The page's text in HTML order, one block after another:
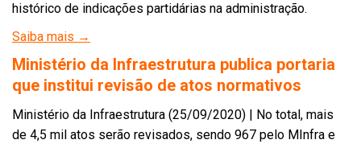
histórico de indicações partidárias na administração.
Saiba mais →
Ministério da Infraestrutura publica portaria
que institui revisão de atos normativos
Ministério da Infraestrutura (25/09/2020) | No total, mais
de 4,5 mil atos serão revisados, sendo 967 pelo MInfra e